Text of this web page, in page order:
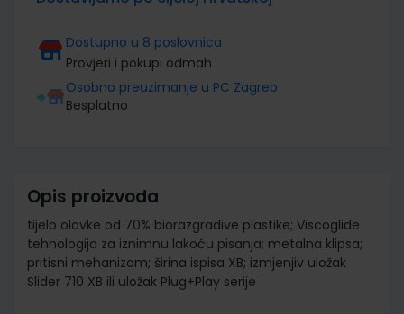
Dostupno u 8 poslovnica
Provjeri i pokupi odmah
Osobno preuzimanje u PC Zagreb
Besplatno
Opis proizvoda
tijelo olovke od 70% biorazgradive plastike; Viscoglide
tehnologija za iznimnu lakoću pisanja; metalna klipsa;
pritisni mehanizam; širina ispisa XB; izmjenjiv uložak
Slider 710 XB ili uložak Plug+Play serije